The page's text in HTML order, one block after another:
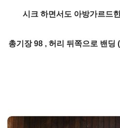
시크 하면서도 아방가르드
총기장 98 , 허리 뒤쪽으로 밴딩